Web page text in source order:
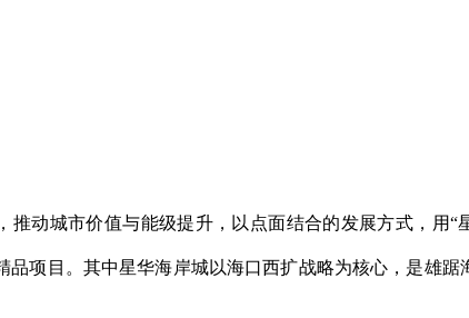
动城市价值与能级提升，以点面结合的发展方式，用
项目。其中星华海岸城以海口西扩战略为核心，是雄